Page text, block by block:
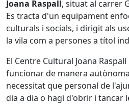
Joana Raspall, situat al carrer
Es tracta d'un equipament
culturals i socials, i dirigit als
la vila com a persones a títol
El Centre Cultural Joana
funcionar de manera
necessitat que personal de
dia a dia o hagi d'obrir i tancar